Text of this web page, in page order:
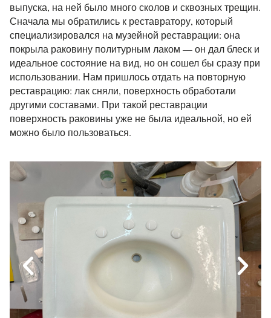
выпуска, на ней было много сколов и сквозных трещин.
Сначала мы обратились к реставратору, который
специализировался на музейной реставрации: она
покрыла раковину политурным лаком — он дал блеск и
идеальное состояние на вид, но он сошел бы сразу при
использовании. Нам пришлось отдать на повторную
реставрацию: лак сняли, поверхность обработали
другими составами. При такой реставрации
поверхность раковины уже не была идеальной, но ей
можно было пользоваться.